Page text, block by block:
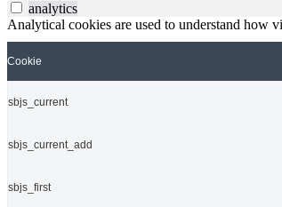
analytics
Analytical cookies are used to understand how
Cookie
sbjs_current
sbjs_current_add
sbjs_first